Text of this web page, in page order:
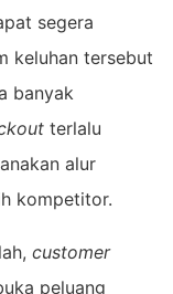
segera
keluhan tersebut
banyak
terlalu
alur
kompetitor.
customer
peluang